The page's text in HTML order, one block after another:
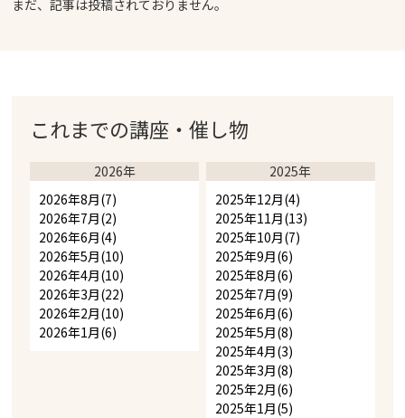
まだ、記事は投稿されておりません。
これまでの講座・催し物
2026年
2026年8月(7)
2026年7月(2)
2026年6月(4)
2026年5月(10)
2026年4月(10)
2026年3月(22)
2026年2月(10)
2026年1月(6)
2025年
2025年12月(4)
2025年11月(13)
2025年10月(7)
2025年9月(6)
2025年8月(6)
2025年7月(9)
2025年6月(6)
2025年5月(8)
2025年4月(3)
2025年3月(8)
2025年2月(6)
2025年1月(5)